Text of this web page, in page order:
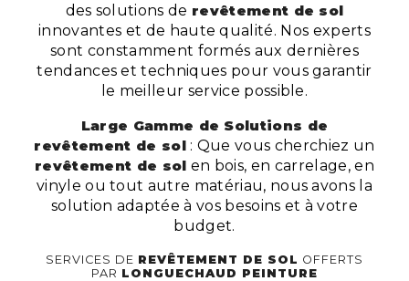
des solutions de revêtement de sol
innovantes et de haute qualité. Nos experts
sont constamment formés aux dernières
tendances et techniques pour vous garantir
le meilleur service possible.
Large Gamme de Solutions de
revêtement de sol: Que vous cherchiez un
revêtement de sol en bois, en carrelage, en
vinyle ou tout autre matériau, nous avons la
solution adaptée à vos besoins et à votre
budget.
SERVICES DE REVÊTEMENT DE SOL OFFERTS
PAR LONGUECHAUD PEINTURE